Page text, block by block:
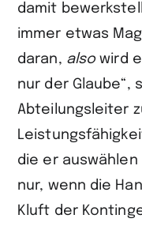
damit
immer etwas
daran, alsowird
nur der Glaube“,
Abteilungsleiter
die er
nur, wenn die
Kluft der